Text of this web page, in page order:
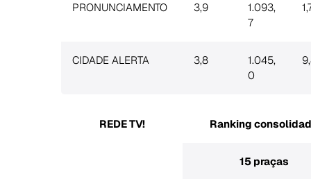
PRONUNCIAMENTO 3,9
1.093,
7
CIDADE ALERTA 3,8
1.045,
0
REDE TV! Ranking
15 praças